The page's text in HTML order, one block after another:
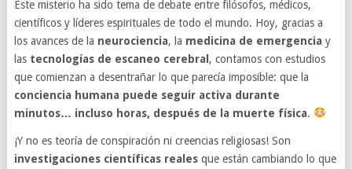
Este misterio ha sido tema de debate entre filósofos, médicos,
científicos y líderes espirituales de todo el mundo. Hoy, gracias a
los avances de la neurociencia, la medicina de emergencia y
las tecnologías de escaneo cerebral , contamos con estudios
que comienzan a desentrañar lo que parecía imposible: que la
conciencia humana puede seguir activa durante
minutos… incluso horas, después de la muerte física.
¡Y no es teoría de conspiración ni creencias religiosas! Son
investigaciones científicas realesque están cambiando lo que